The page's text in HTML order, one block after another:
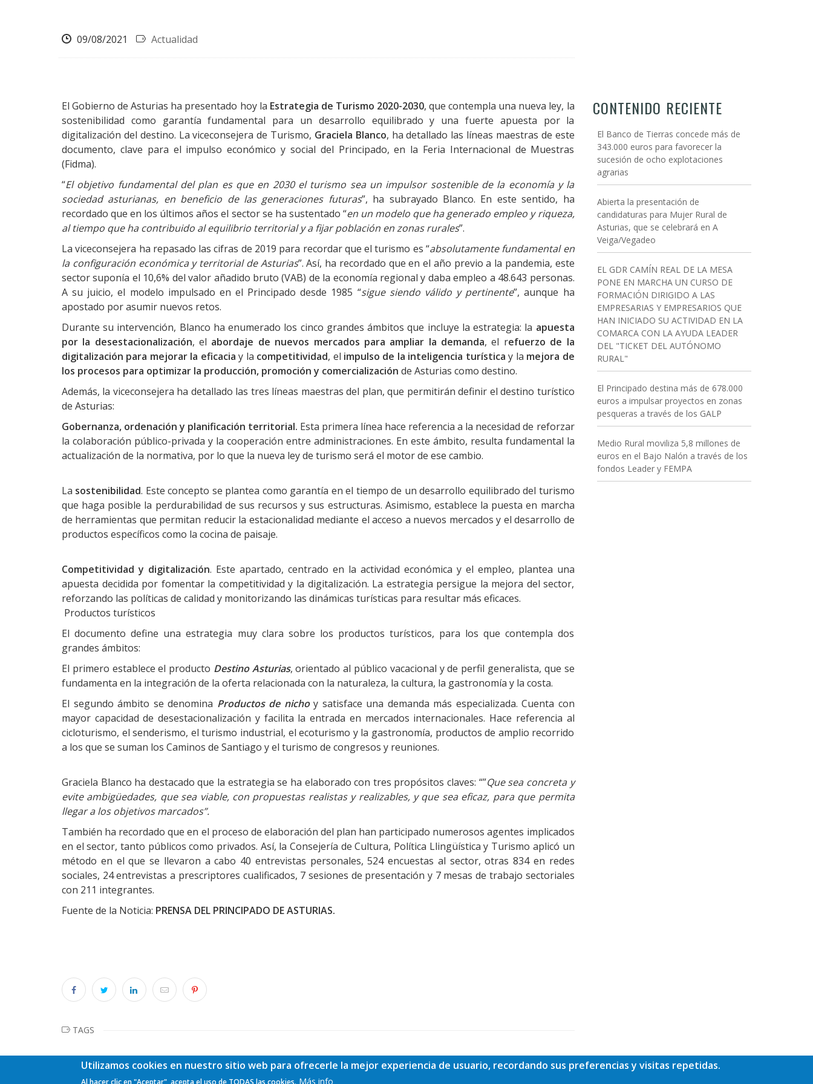
09/08/2021 Actualidad
El Gobierno de Asturias ha presentado hoy la Estrategia de Turismo 2020-2030, que contempla una nueva ley, la
sostenibilidad como garantía fundamental para un desarrollo equilibrado y una fuerte apuesta por la
digitalización del destino. La viceconsejera de Turismo, Graciela Blanco, ha detallado las líneas maestras de este
documento, clave para el impulso económico y social del Principado, en la Feria Internacional de Muestras
(Fidma).
“El objetivo fundamental del plan es que en 2030 el turismo sea un impulsor sostenible de la economía y la
sociedad asturianas, en beneficio de las generaciones futuras”, ha subrayado Blanco. En este sentido, ha
recordado que en los últimos años el sector se ha sustentado “en un modelo que ha generado empleo y riqueza,
al tiempo que ha contribuido al equilibrio territorial y a fijar población en zonas rurales”.
La viceconsejera ha repasado las cifras de 2019 para recordar que el turismo es “absolutamente fundamental en
la configuración económica y territorial de Asturias”. Así, ha recordado que en el año previo a la pandemia, este
sector suponía el 10,6% del valor añadido bruto (VAB) de la economía regional y daba empleo a 48.643 personas.
A su juicio, el modelo impulsado en el Principado desde 1985 “sigue siendo válido y pertinente”, aunque ha
apostado por asumir nuevos retos.
Durante su intervención, Blanco ha enumerado los cinco grandes ámbitos que incluye la estrategia: la apuesta
por la desestacionalización, el abordaje de nuevos mercados para ampliar la demanda, el refuerzo de la
digitalización para mejorar la eficacia y la competitividad, el impulso de la inteligencia turística y la mejora de
los procesos para optimizar la producción, promoción y comercialización de Asturias como destino.
Además, la viceconsejera ha detallado las tres líneas maestras del plan, que permitirán definir el destino turístico
de Asturias:
Gobernanza, ordenación y planificación territorial. Esta primera línea hace referencia a la necesidad de reforzar
la colaboración público-privada y la cooperación entre administraciones. En este ámbito, resulta fundamental la
actualización de la normativa, por lo que la nueva ley de turismo será el motor de ese cambio.
La sostenibilidad. Este concepto se plantea como garantía en el tiempo de un desarrollo equilibrado del turismo
que haga posible la perdurabilidad de sus recursos y sus estructuras. Asimismo, establece la puesta en marcha
de herramientas que permitan reducir la estacionalidad mediante el acceso a nuevos mercados y el desarrollo de
productos específicos como la cocina de paisaje.
Competitividad y digitalización. Este apartado, centrado en la actividad económica y el empleo, plantea una
apuesta decidida por fomentar la competitividad y la digitalización. La estrategia persigue la mejora del sector,
reforzando las políticas de calidad y monitorizando las dinámicas turísticas para resultar más eficaces.
Productos turísticos
El documento define una estrategia muy clara sobre los productos turísticos, para los que contempla dos
grandes ámbitos:
El primero establece el producto Destino Asturias, orientado al público vacacional y de perfil generalista, que se
fundamenta en la integración de la oferta relacionada con la naturaleza, la cultura, la gastronomía y la costa.
El segundo ámbito se denomina Productos de nichoy satisface una demanda más especializada. Cuenta con
mayor capacidad de desestacionalización y facilita la entrada en mercados internacionales. Hace referencia al
cicloturismo, el senderismo, el turismo industrial, el ecoturismo y la gastronomía, productos de amplio recorrido
a los que se suman los Caminos de Santiago y el turismo de congresos y reuniones.
Graciela Blanco ha destacado que la estrategia se ha elaborado con tres propósitos claves: “”Que sea concreta y
evite ambigüedades, que sea viable, con propuestas realistas y realizables, y que sea eficaz, para que permita
llegar a los objetivos marcados”.
También ha recordado que en el proceso de elaboración del plan han participado numerosos agentes implicados
en el sector, tanto públicos como privados. Así, la Consejería de Cultura, Política Llingüística y Turismo aplicó un
método en el que se llevaron a cabo 40 entrevistas personales, 524 encuestas al sector, otras 834 en redes
sociales, 24 entrevistas a prescriptores cualificados, 7 sesiones de presentación y 7 mesas de trabajo sectoriales
con 211 integrantes.
Fuente de la Noticia: PRENSA DEL PRINCIPADO DE ASTURIAS.
TAGS
CONTENIDO RECIENTE
El Banco de Tierras concede más de
343.000 euros para favorecer la
sucesión de ocho explotaciones
agrarias
Abierta la presentación de
candidaturas para Mujer Rural de
Asturias, que se celebrará en A
Veiga/Vegadeo
EL GDR CAMÍN REAL DE LA MESA
PONE EN MARCHA UN CURSO DE
FORMACIÓN DIRIGIDO A LAS
EMPRESARIAS Y EMPRESARIOS QUE
HAN INICIADO SU ACTIVIDAD EN LA
COMARCA CON LA AYUDA LEADER
DEL "TICKET DEL AUTÓNOMO
RURAL"
El Principado destina más de 678.000
euros a impulsar proyectos en zonas
pesqueras a través de los GALP
Medio Rural moviliza 5,8 millones de
euros en el Bajo Nalón a través de los
fondos Leader y FEMPA
Utilizamos cookies en nuestro sitio web para ofrecerle la mejor experiencia de usuario, recordando sus preferencias y visitas repetidas.
Al hacer clic en "Aceptar", acepta el uso de TODAS las cookies. Más info